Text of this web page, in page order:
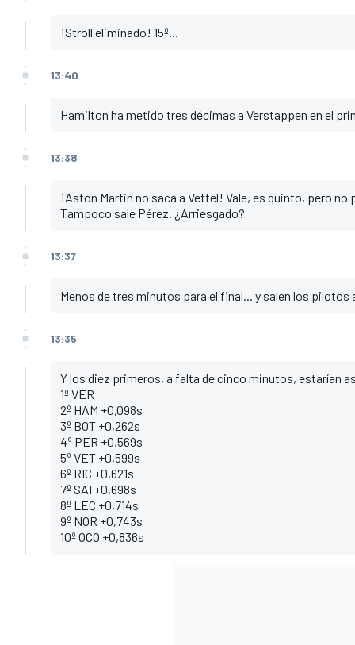
¡Stroll eliminado! 15º...
13:40
Hamilton ha metido tres décimas a Verstappen en el
13:38
¡Aston Martin no saca a Vettel! Vale, es quinto, pero no
Tampoco sale Pérez. ¿Arriesgado?
13:37
Menos de tres minutos para el final... y salen los pilotos
13:35
Y los diez primeros, a falta de cinco minutos, estarían
1º VER
2º HAM +0,098s
3º BOT +0,262s
4º PER +0,569s
5º VET +0,599s
6º RIC +0,621s
7º SAI +0,698s
8º LEC +0,714s
9º NOR +0,743s
10º OCO +0,836s